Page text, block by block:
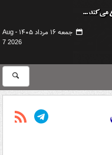
جمعه ۱۶ مرداد ۱۴۰۵ -
Aug
7 2026